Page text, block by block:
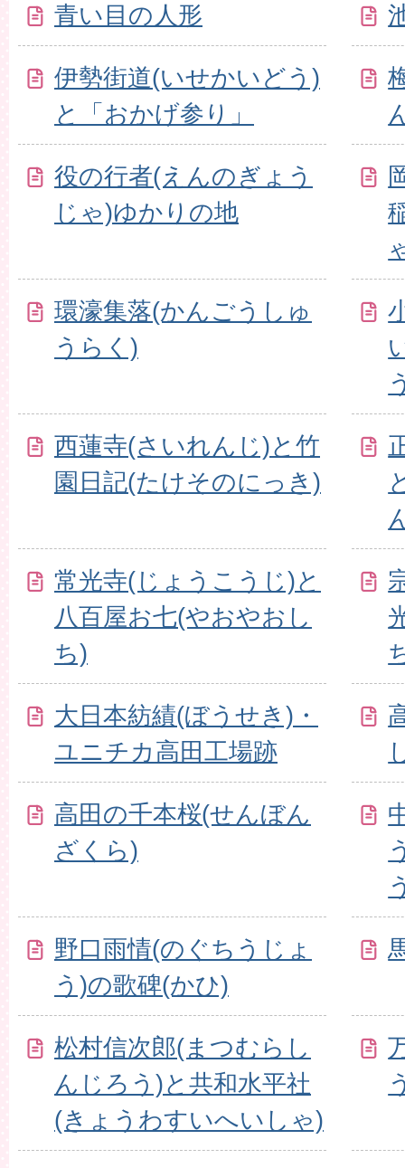
青い目の人形
伊勢街道(いせかいどう)
と「おかげ参り」
役の行者(えんのぎょう
じゃ)ゆかりの地
環濠集落(かんごうしゅ
うらく)
西蓮寺(さいれんじ)と竹
園日記(たけそのにっき)
常光寺(じょうこうじ)と
八百屋お七(やおやおし
ち)
大日本紡績(ぼうせき)・
ユニチカ高田工場跡
高田の千本桜(せんぼん
ざくら)
野口雨情(のぐちうじょ
う)の歌碑(かひ)
松村信次郎(まつむらし
んじろう)と共和水平社
(きょうわすいへいしゃ)